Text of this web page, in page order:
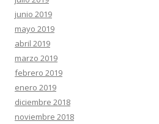
junio 2019
mayo 2019
abril 2019
marzo 2019
febrero 2019
enero 2019
diciembre 2018
noviembre 2018